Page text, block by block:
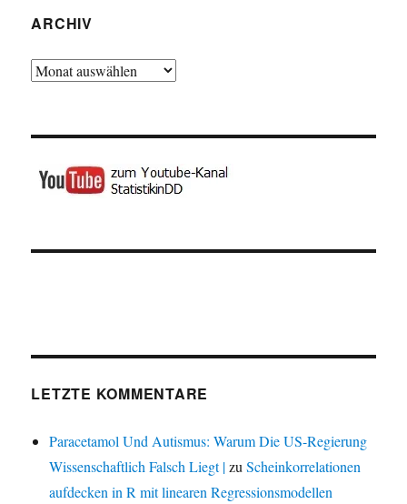
ARCHIV
Archiv
LETZTE KOMMENTARE
Paracetamol Und Autismus: Warum Die US-Regierung
Wissenschaftlich Falsch Liegt |zuScheinkorrelationen
aufdecken in R mit linearen Regressionsmodellen